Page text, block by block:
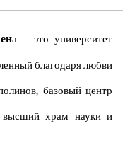
а – это университет
благодаря любви
базовый центр
высший храм науки и